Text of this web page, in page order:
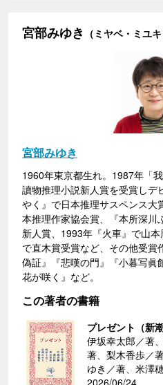
宮部みゆき （ミヤベ・ミユキ
宮部みゆき
1960年東京都生れ。1987年「
讀物推理小説新人賞を受賞しデ
やく』で日本推理サスペンス大
本推理作家協会賞、『本所深川
新人賞、1993年『火車』で山本
で直木賞受賞など、その他受
偽証』『悲嘆の門』『小暮写眞
花が咲く』など。
この著者の書籍
プレゼント（新
伊坂幸太郎／著
著、梨木香歩／
ゆき／著、米澤